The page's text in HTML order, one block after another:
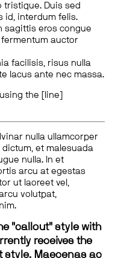
tristique. Duis sed
id, interdum felis.
sagittis eros congue
auctor
facilisis, risus nulla
lacus ante nec massa.
the [line]
nulla ullamcorper
et malesuada
nulla. In et
arcu at egestas
ut laoreet vel,
volutpat,
"callout" style with
receives the
style. Maecenas ac